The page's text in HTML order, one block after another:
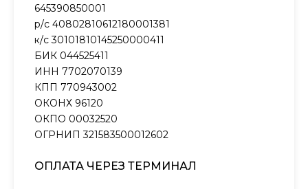
645390850001
р/с 40802810612180001381
к/с 30101810145250000411
БИК 044525411
ИНН 7702070139
КПП 770943002
ОКОНХ 96120
ОКПО 00032520
ОГРНИП 321583500012602
ОПЛАТА ЧЕРЕЗ ТЕРМИНАЛ